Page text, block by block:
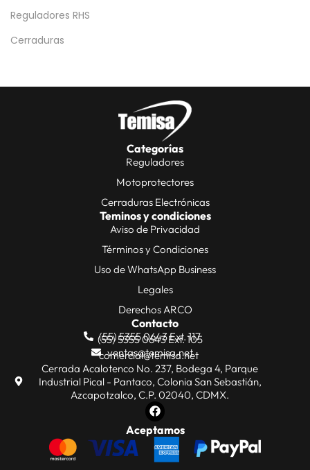
Reguladores RHS
Cerraduras
Categorías
Reguladores
Motoprotectores
Cerraduras Electrónicas
Teminos y condiciones
Aviso de Privacidad
Términos y Condiciones
Uso de WhatsApp Business
Legales
Derechos ARCO
Contacto
(55) 5355 0643 Ext. 117
(55) 5355 0643 Ext. 105
ventas@temisa.net
comercial@temisa.net
Cerrada Acalotenco No. 237, Bodega 4, Parque
Industrial Pical - Pantaco, Colonia San Sebastián,
Azcapotzalco, C.P. 02040, CDMX.
Aceptamos